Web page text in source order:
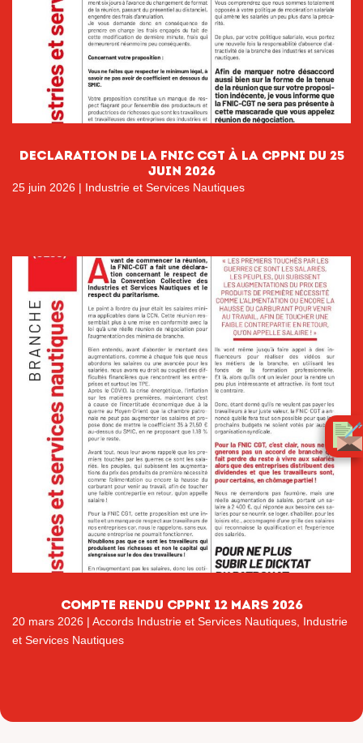
Declaration de la FNIC CGT à la CPPNI du 25
juin 2026
25 juin 2026 | Industrie et Services Nautiques
COMPTE RENDU CPPNI 12 MARS 2026
20 mars 2026 | Accords Industrie et Services Nautiques Industrie
et Services Nautiques